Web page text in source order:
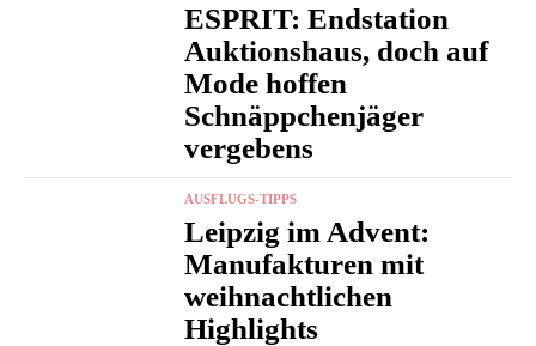
ESPRIT: Endstation
Auktionshaus, doch auf
Mode hoffen
Schnäppchenjäger
vergebens
AUSFLUGS-TIPPS
Leipzig im Advent:
Manufakturen mit
weihnachtlichen
Highlights